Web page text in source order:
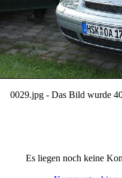
0029.jpg - Das Bild wurde
Es liegen noch keine